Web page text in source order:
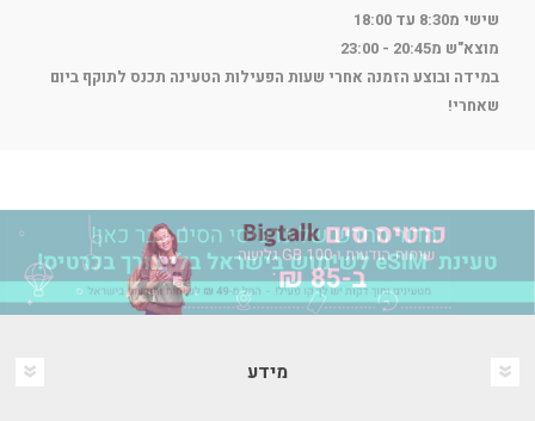
שישי מ8:30 עד 18:00
מוצא"ש מ20:45 - 23:00
במידה ובוצע הזמנה אחרי שעות הפעילות הטעינה תכנס לתוקף ביום
שאחרי!
מידע